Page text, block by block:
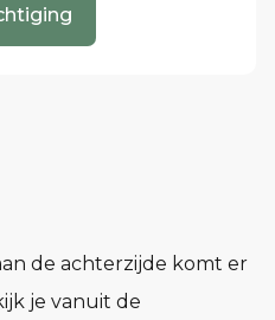
de achterzijde komt er
je vanuit de